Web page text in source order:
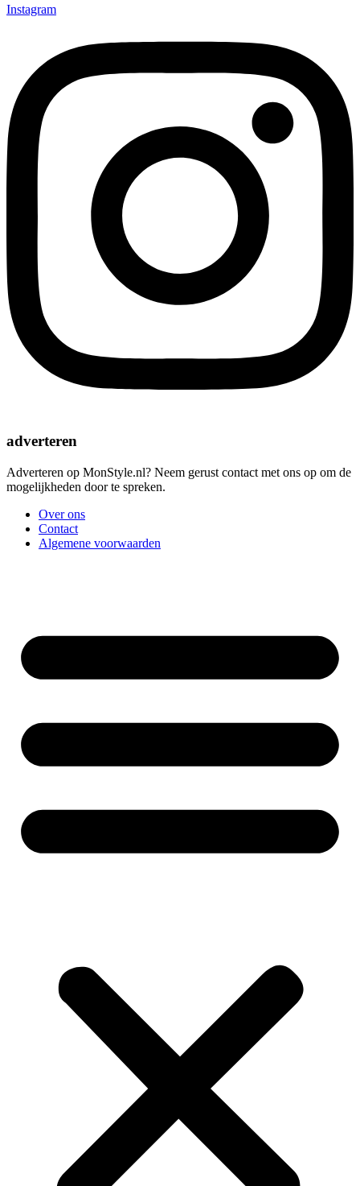
Instagram
adverteren
Adverteren op MonStyle.nl? Neem gerust contact met ons op om de
mogelijkheden door te spreken.
Over ons
Contact
Algemene voorwaarden